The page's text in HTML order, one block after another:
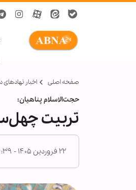
صفحه اصلی اخبار
حجت‌الاسلام‌ پناهیان:
تربیت
۲۲ فروردین ۱۴۰۵ - ۱۶:۳۹